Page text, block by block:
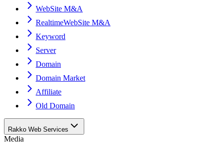
WebSite M&A
RealtimeWebSite M&A
Keyword
Server
Domain
Domain Market
Affiliate
Old Domain
Rakko Web Services
Media